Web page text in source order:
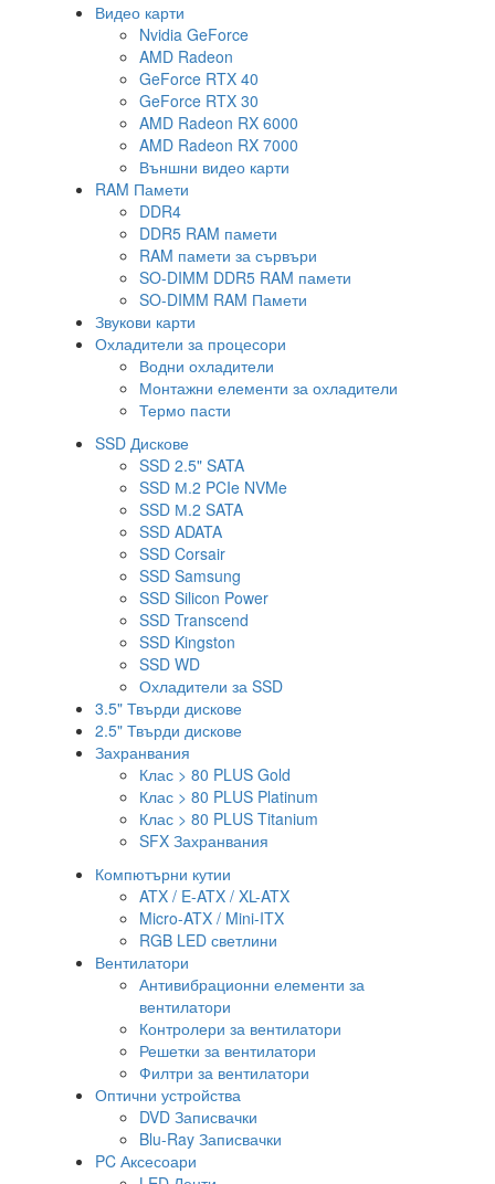
Видео карти
Nvidia GeForce
AMD Radeon
GeForce RTX 40
GeForce RTX 30
AMD Radeon RX 6000
AMD Radeon RX 7000
Външни видео карти
RAM Памети
DDR4
DDR5 RAM памети
RAM памети за сървъри
SO-DIMM DDR5 RAM памети
SO-DIMM RAM Памети
Звукови карти
Охладители за процесори
Водни охладители
Монтажни елементи за охладители
Термо пасти
SSD Дискове
SSD 2.5" SATA
SSD М.2 PCIe NVMe
SSD М.2 SATA
SSD ADATA
SSD Corsair
SSD Samsung
SSD Silicon Power
SSD Transcend
SSD Kingston
SSD WD
Охладители за SSD
3.5" Твърди дискове
2.5" Твърди дискове
Захранвания
Клас > 80 PLUS Gold
Клас > 80 PLUS Platinum
Клас > 80 PLUS Titanium
SFX Захранвания
Компютърни кутии
ATX / E-ATX / XL-ATX
Micro-ATX / Mini-ITX
RGB LED светлини
Вентилатори
Антивибрационни елементи за
вентилатори
Контролери за вентилатори
Решетки за вентилатори
Филтри за вентилатори
Оптични устройства
DVD Записвачки
Blu-Ray Записвачки
PC Аксесоари